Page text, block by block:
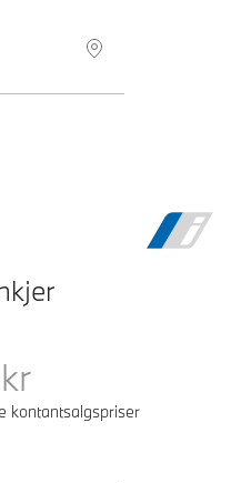
kr
kontantsalgspriser